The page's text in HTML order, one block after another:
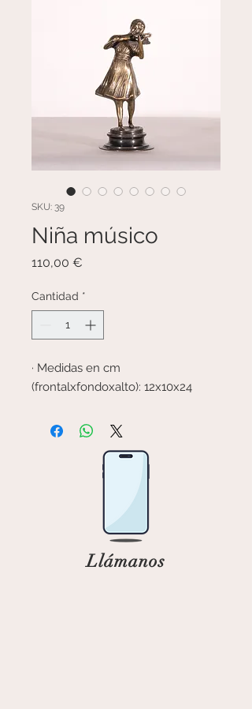
SKU: 39
Niña músico
110,00 €
Cantidad *
· Medidas en cm
(frontalxfondoxalto): 12x10x24
Llámanos